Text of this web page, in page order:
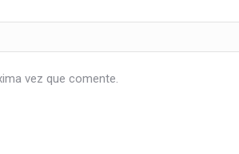
vez que comente.